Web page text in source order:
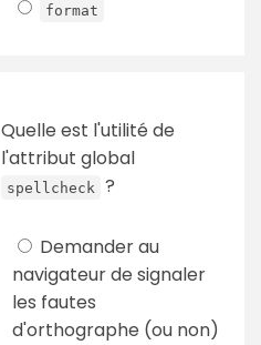
format
Quelle est l'utilité de
l'attribut global
spellcheck ?
Demander au
navigateur de signaler
les fautes
d'orthographe (ou non)